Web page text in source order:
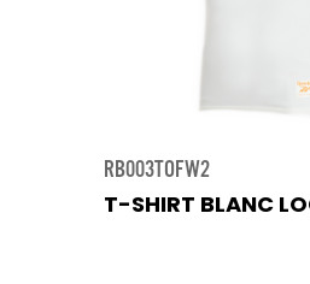
RB003TOFW2
T-SHIRT BLANC